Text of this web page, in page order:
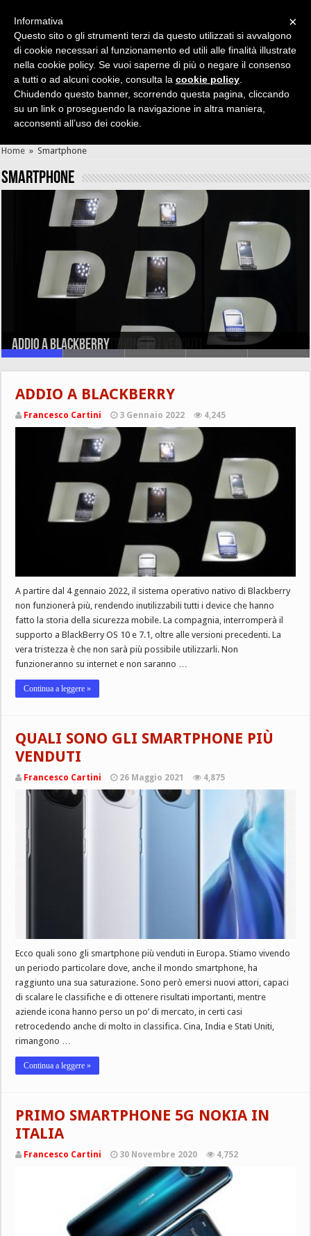
Cerca velocemente news, recensioni, guide, app, giochi ...
Home » Smartphone
Smartphone
Addio a Blackberry
Quali sono gli smartphone più venduti
Primo smartphone 5G Nokia in Italia
Xiaomi Redmi 9 è il miglior smartphone economico?
Huawei lancia l’aggiornamento per la sua interfaccia,
ecco gli smartphone interessati
ADDIO A BLACKBERRY
Francesco Cartini 3 Gennaio 2022 4,245
A partire dal 4 gennaio 2022, il sistema operativo nativo di Blackberry
non funzionerà più, rendendo inutilizzabili tutti i device che hanno
fatto la storia della sicurezza mobile. La compagnia, interromperà il
supporto a BlackBerry OS 10 e 7.1, oltre alle versioni precedenti. La
vera tristezza è che non sarà più possibile utilizzarli. Non
funzioneranno su internet e non saranno …
Continua a leggere »
QUALI SONO GLI SMARTPHONE PIÙ
VENDUTI
Francesco Cartini 26 Maggio 2021 4,875
Ecco quali sono gli smartphone più venduti in Europa. Stiamo vivendo
un periodo particolare dove, anche il mondo smartphone, ha
raggiunto una sua saturazione. Sono però emersi nuovi attori, capaci
di scalare le classifiche e di ottenere risultati importanti, mentre
aziende icona hanno perso un po’ di mercato, in certi casi
retrocedendo anche di molto in classifica. Cina, India e Stati Uniti,
rimangono …
Continua a leggere »
PRIMO SMARTPHONE 5G NOKIA IN
ITALIA
Francesco Cartini 30 Novembre 2020 4,752
×
Informativa
Questo sito o gli strumenti terzi da questo utilizzati si avvalgono
di cookie necessari al funzionamento ed utili alle finalità illustrate
nella cookie policy. Se vuoi saperne di più o negare il consenso
a tutti o ad alcuni cookie, consulta la cookie policy
Chiudendo questo banner, scorrendo questa pagina, cliccando
su un link o proseguendo la navigazione in altra maniera,
acconsenti all’uso dei cookie.